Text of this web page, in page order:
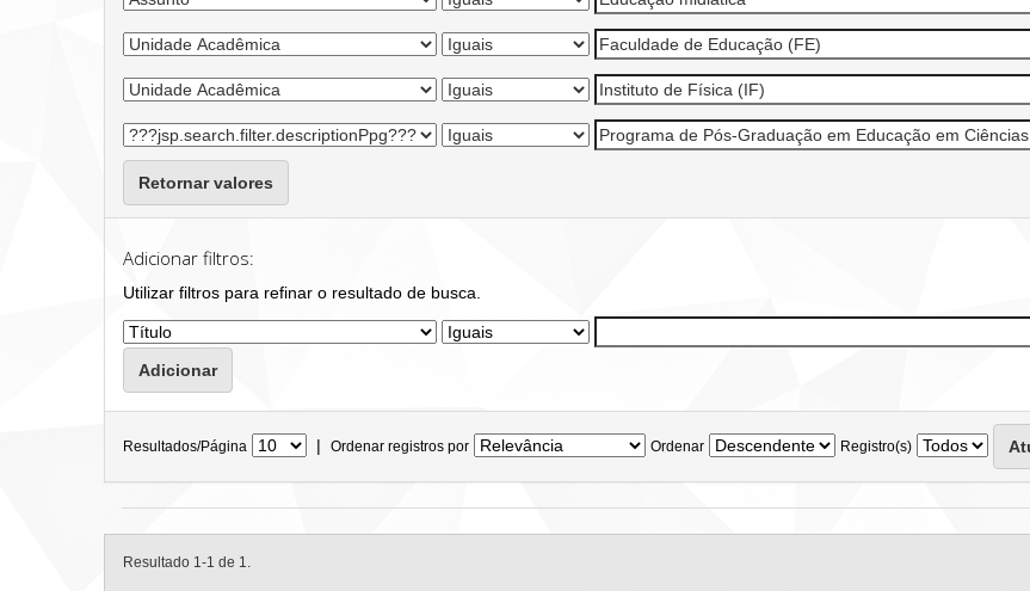
Retornar valores
Adicionar filtros:
Utilizar filtros para refinar o resultado de busca.
Resultados/Página | Ordenar registros por Ordenar Registro(s)
Resultado 1-1 de 1.